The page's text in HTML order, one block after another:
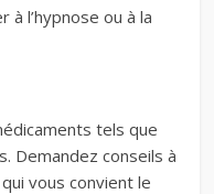
l’hypnose ou à la
tels que
Demandez conseils à
vous convient le